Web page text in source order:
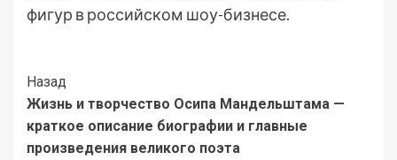
фигур в российском шоу-бизнесе.
Post
Navigation
Назад
Жизнь и творчество Осипа Мандельштама —
краткое описание биографии и главные
произведения великого поэта